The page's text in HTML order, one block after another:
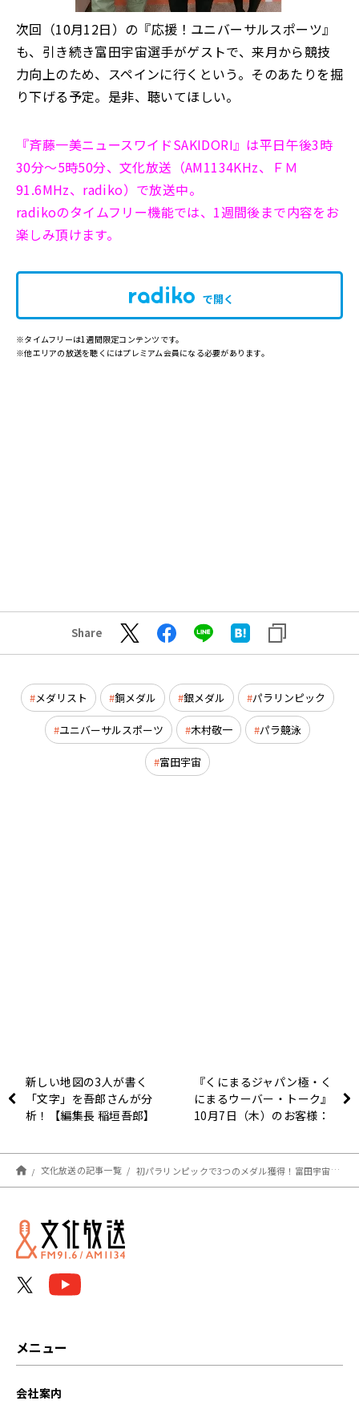
次回（10月12日）の『応援！ユニバーサルスポーツ』
も、引き続き富田宇宙選手がゲストで、来月から競技
力向上のため、スペインに行くという。そのあたりを掘
り下げる予定。是非、聴いてほしい。
『斉藤一美ニュースワイドSAKIDORI』は平日午後3時
30分～5時50分、文化放送（AM1134KHz、ＦＭ
91.6MHz、radiko）で放送中。
radikoのタイムフリー機能では、1週間後まで内容をお
楽しみ頂けます。
で開く
※タイムフリーは1週間限定コンテンツです。
※他エリアの放送を聴くにはプレミアム会員になる必要があります。
Share
メダリスト 銅メダル 銀メダル パラリンピック
ユニバーサルスポーツ 木村敬一 パラ競泳
富田宇宙
新しい地図の3人が書く
「文字」を吾郎さんが分
析！【編集長 稲垣吾郎】
『くにまるジャパン極・く
にまるウーバー・トーク』
10月7日（木）のお客様：
文化放送の記事一覧 初パラリンピックで3つのメダル獲得！富田宇宙「同じパラリンピック選手でも考え方は違う。それも多様性」～ニュースワイドSAKIDORI
メニュー
会社案内